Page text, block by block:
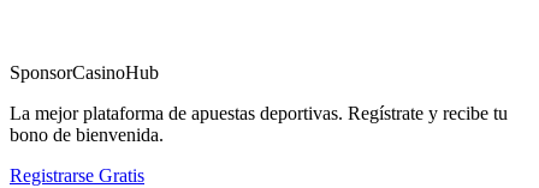
SponsorCasinoHub
La mejor plataforma de apuestas deportivas. Regístrate y recibe tu
bono de bienvenida.
Registrarse Gratis